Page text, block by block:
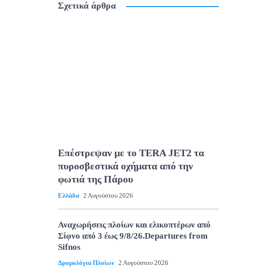
Σχετικά άρθρα
Επέστρεψαν με το TERA JET2 τα
πυροσβεστικά οχήματα από την
φωτιά της Πάρου
Ελλάδα 2 Αυγούστου 2026
Αναχωρήσεις πλοίων και ελικοπτέρων από
Σίφνο από 3 έως 9/8/26.Departures from
Sifnos
Δρομολόγια Πλοίων 2 Αυγούστου 2026